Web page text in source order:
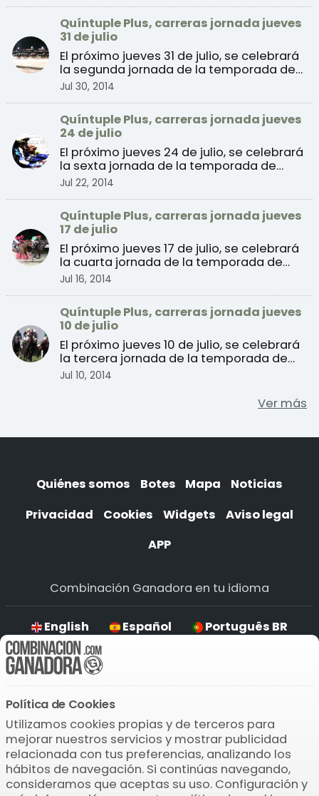
Quíntuple Plus, carreras jornada jueves
31 de julio
El próximo jueves 31 de julio, se celebrará
la segunda jornada de la temporada de
verano 2014 de ...
Jul 30, 2014
Quíntuple Plus, carreras jornada jueves
24 de julio
El próximo jueves 24 de julio, se celebrará
la sexta jornada de la temporada de
verano 2014 de c ...
Jul 22, 2014
Quíntuple Plus, carreras jornada jueves
17 de julio
El próximo jueves 17 de julio, se celebrará
la cuarta jornada de la temporada de
Jul 16, 2014
Quíntuple Plus, carreras jornada jueves
10 de julio
El próximo jueves 10 de julio, se celebrará
la tercera jornada de la temporada de
verano de carr ...
Jul 10, 2014
Ver más
Quiénes somos Botes Mapa
Noticias
Privacidad
Cookies Widgets
Aviso legal
APP
Combinación Ganadora en tu idioma
English Español Português BR
Descarga la APP
Política de Cookies
Utilizamos cookies propias y de terceros para
mejorar nuestros servicios y mostrar publicidad
relacionada con tus preferencias, analizando los
hábitos de navegación. Si continúas navegando,
consideramos que aceptas su uso. Configuración y